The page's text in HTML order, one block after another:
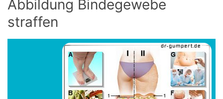
Abbildung Bindegewebe
straffen